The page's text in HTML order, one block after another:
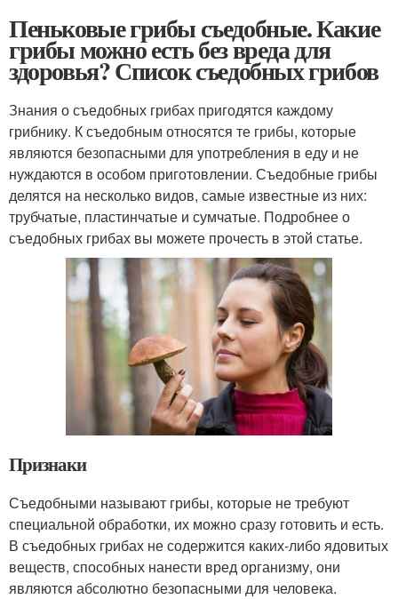
Пеньковые грибы съедобные. Какие
грибы можно есть без вреда для
здоровья? Список съедобных грибов
Знания о съедобных грибах пригодятся каждому
грибнику. К съедобным относятся те грибы, которые
являются безопасными для употребления в еду и не
нуждаются в особом приготовлении. Съедобные грибы
делятся на несколько видов, самые известные из них:
трубчатые, пластинчатые и сумчатые. Подробнее о
съедобных грибах вы можете прочесть в этой статье.
Признаки
Съедобными называют грибы, которые не требуют
специальной обработки, их можно сразу готовить и есть.
В съедобных грибах не содержится каких-либо ядовитых
веществ, способных нанести вред организму, они
являются абсолютно безопасными для человека.